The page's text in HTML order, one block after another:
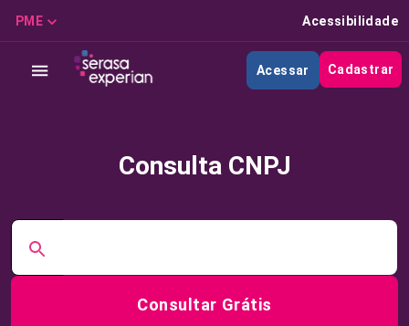
PME Acessibilidade
Acessar Cadastrar
Consulta CNPJ
Consultar Grátis